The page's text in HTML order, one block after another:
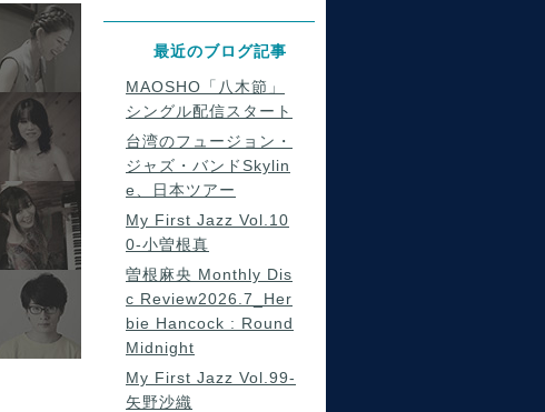
最近のブログ記事
MAOSHO「八木節」
シングル配信スタート
台湾のフュージョン・
ジャズ・バンドSkylin
e、日本ツアー
My First Jazz Vol.10
0-小曽根真
曽根麻央 Monthly Dis
c Review2026.7_Her
bie Hancock : Round
Midnight
My First Jazz Vol.99-
矢野沙織